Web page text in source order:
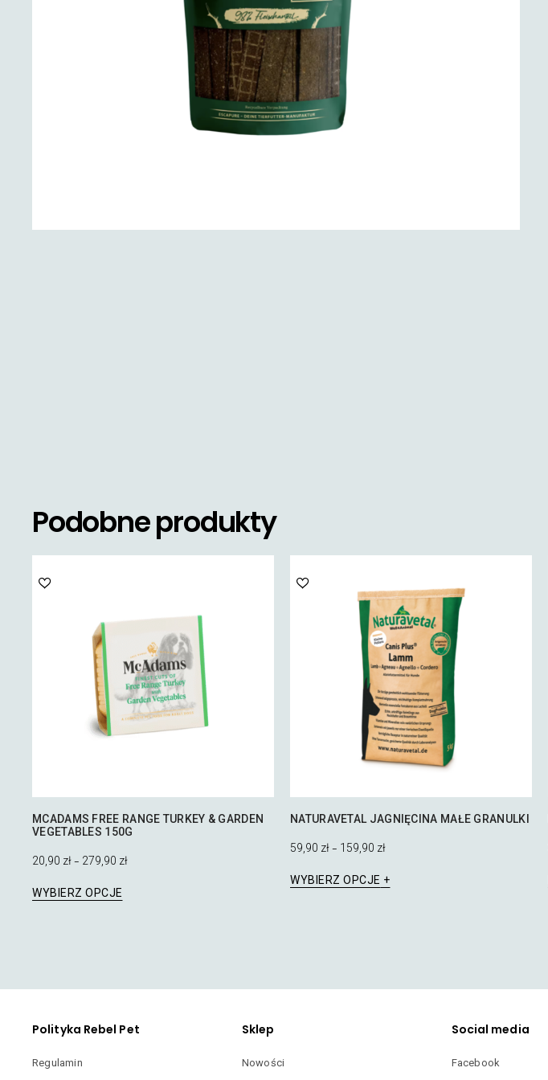
Podobne produkty
MCADAMS FREE RANGE TURKEY & GARDEN
VEGETABLES 150G
20,90 zł – 279,90 zł
WYBIERZ OPCJEprodukt
stronie
NATURAVETAL JAGNIĘCINA MAŁE GRANULKI
59,90 zł – 159,90 zł
WYBIERZ OPCJE
produkt
Polityka Rebel Pet
Regulamin
Sklep
Nowości
Social media
Facebook